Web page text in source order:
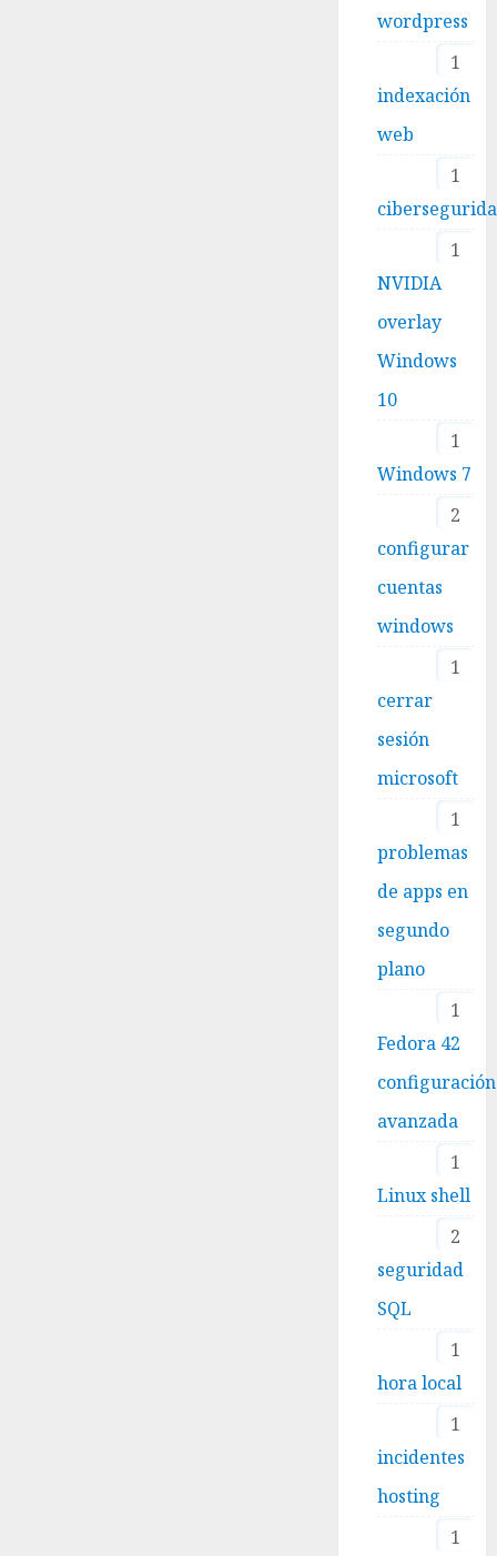
wordpress
1
indexación
web
1
1
NVIDIA
overlay
Windows
10
1
Windows 7
2
configurar
cuentas
windows
1
cerrar
sesión
microsoft
1
problemas
de apps en
segundo
plano
1
Fedora 42
configuración
avanzada
1
Linux shell
2
seguridad
SQL
1
hora local
1
incidentes
hosting
1